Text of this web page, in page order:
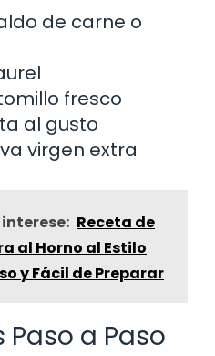
de carne o
fresco
al gusto
virgen extra
Receta de
al Horno al Estilo
y Fácil de Preparar
a Paso